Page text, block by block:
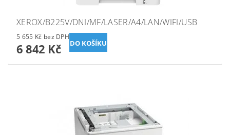
XEROX/B225V/DNI/MF/LASER/A4/LAN/WIFI/USB
5 655 Kč bez DPH
6 842 Kč